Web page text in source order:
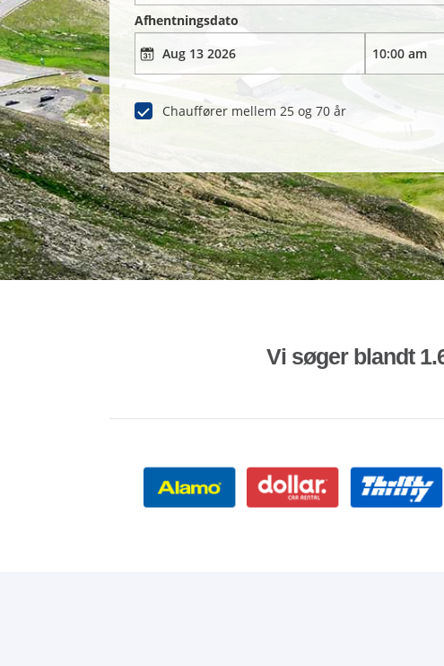
Afhentningsdato
Chauffører mellem 25 og 70 år
Vi søger blandt